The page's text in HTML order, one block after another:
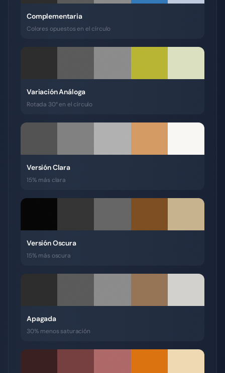
Complementaria
Colores opuestos en el círculo
Variación Análoga
Rotada 30° en el círculo
Versión Clara
15% más clara
Versión Oscura
15% más oscura
Apagada
30% menos saturación